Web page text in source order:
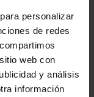
personalizar
de redes
web con
y análisis
información